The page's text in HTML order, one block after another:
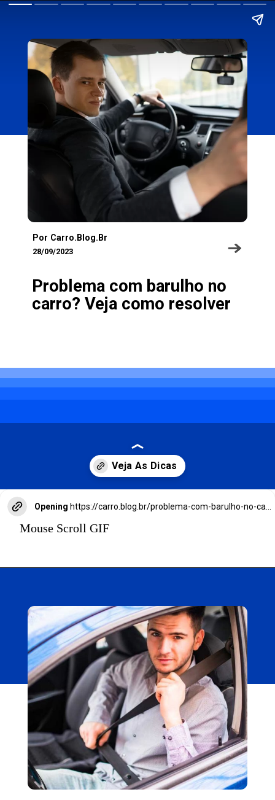
Por Carro.Blog.Br
28/09/2023
Problema com barulho no
carro? Veja como resolver
Opening https://carro.blog.br/problema-com-barulho-no-carro-veja-como-resolver.html
Mouse Scroll GIF